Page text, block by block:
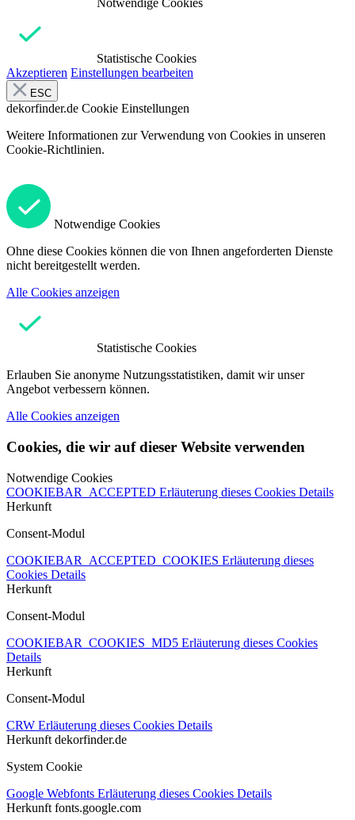
Notwendige Cookies
Statistische Cookies
Akzeptieren Einstellungen bearbeiten
ESC
dekorfinder.de Cookie Einstellungen
Weitere Informationen zur Verwendung von Cookies in unseren
Cookie-Richtlinien.
Notwendige Cookies
Ohne diese Cookies können die von Ihnen angeforderten Dienste
nicht bereitgestellt werden.
Alle Cookies anzeigen
Statistische Cookies
Erlauben Sie anonyme Nutzungsstatistiken, damit wir unser
Angebot verbessern können.
Alle Cookies anzeigen
Cookies, die wir auf dieser Website verwenden
Notwendige Cookies
COOKIEBAR_ACCEPTED Erläuterung dieses Cookies Details
Herkunft
Consent-Modul
COOKIEBAR_ACCEPTED_COOKIES Erläuterung dieses
Cookies Details
Herkunft
Consent-Modul
COOKIEBAR_COOKIES_MD5 Erläuterung dieses Cookies
Details
Herkunft
Consent-Modul
CRW Erläuterung dieses Cookies Details
Herkunft dekorfinder.de
System Cookie
Google Webfonts Erläuterung dieses Cookies Details
Herkunft fonts.google.com